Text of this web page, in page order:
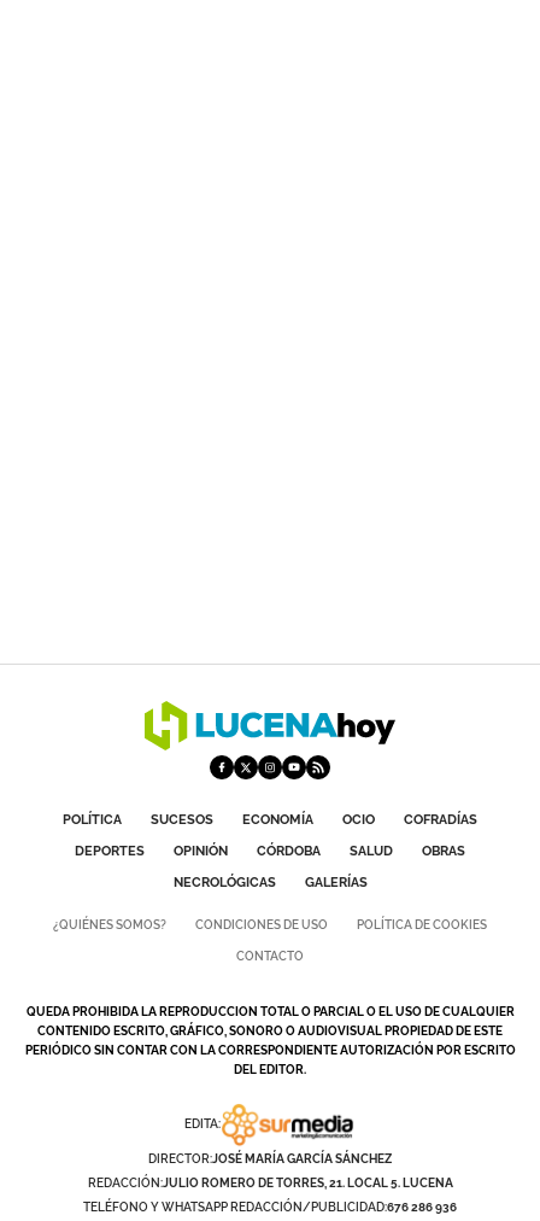
POLÍTICA SUCESOS ECONOMÍA OCIO
COFRADÍAS
DEPORTES
OPINIÓN CÓRDOBA SALUD
OBRAS
NECROLÓGICAS
GALERÍAS
¿QUIÉNES SOMOS? CONDICIONES DE USO POLÍTICA DE COOKIES
CONTACTO
QUEDA PROHIBIDA LA REPRODUCCION TOTAL O PARCIAL O EL USO DE CUALQUIER
CONTENIDO ESCRITO, GRÁFICO, SONORO O AUDIOVISUAL PROPIEDAD DE ESTE
PERIÓDICO SIN CONTAR CON LA CORRESPONDIENTE AUTORIZACIÓN POR ESCRITO
DEL EDITOR.
EDITA:
DIRECTOR:JOSÉ MARÍA GARCÍA SÁNCHEZ
REDACCIÓN:JULIO ROMERO DE TORRES, 21. LOCAL 5. LUCENA
TELÉFONO Y WHATSAPP REDACCIÓN/PUBLICIDAD:676 286 936